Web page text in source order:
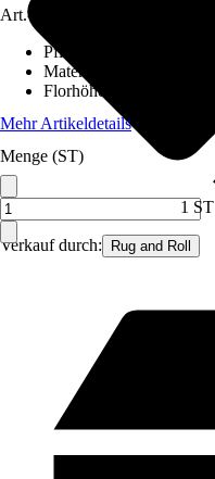
Verkauf durch: Rug and Roll
Art.-Nr.
Pflegehinweis
Material
Florhöhe (ca.)
Mehr Artikeldetails
Menge (ST)
1 ST